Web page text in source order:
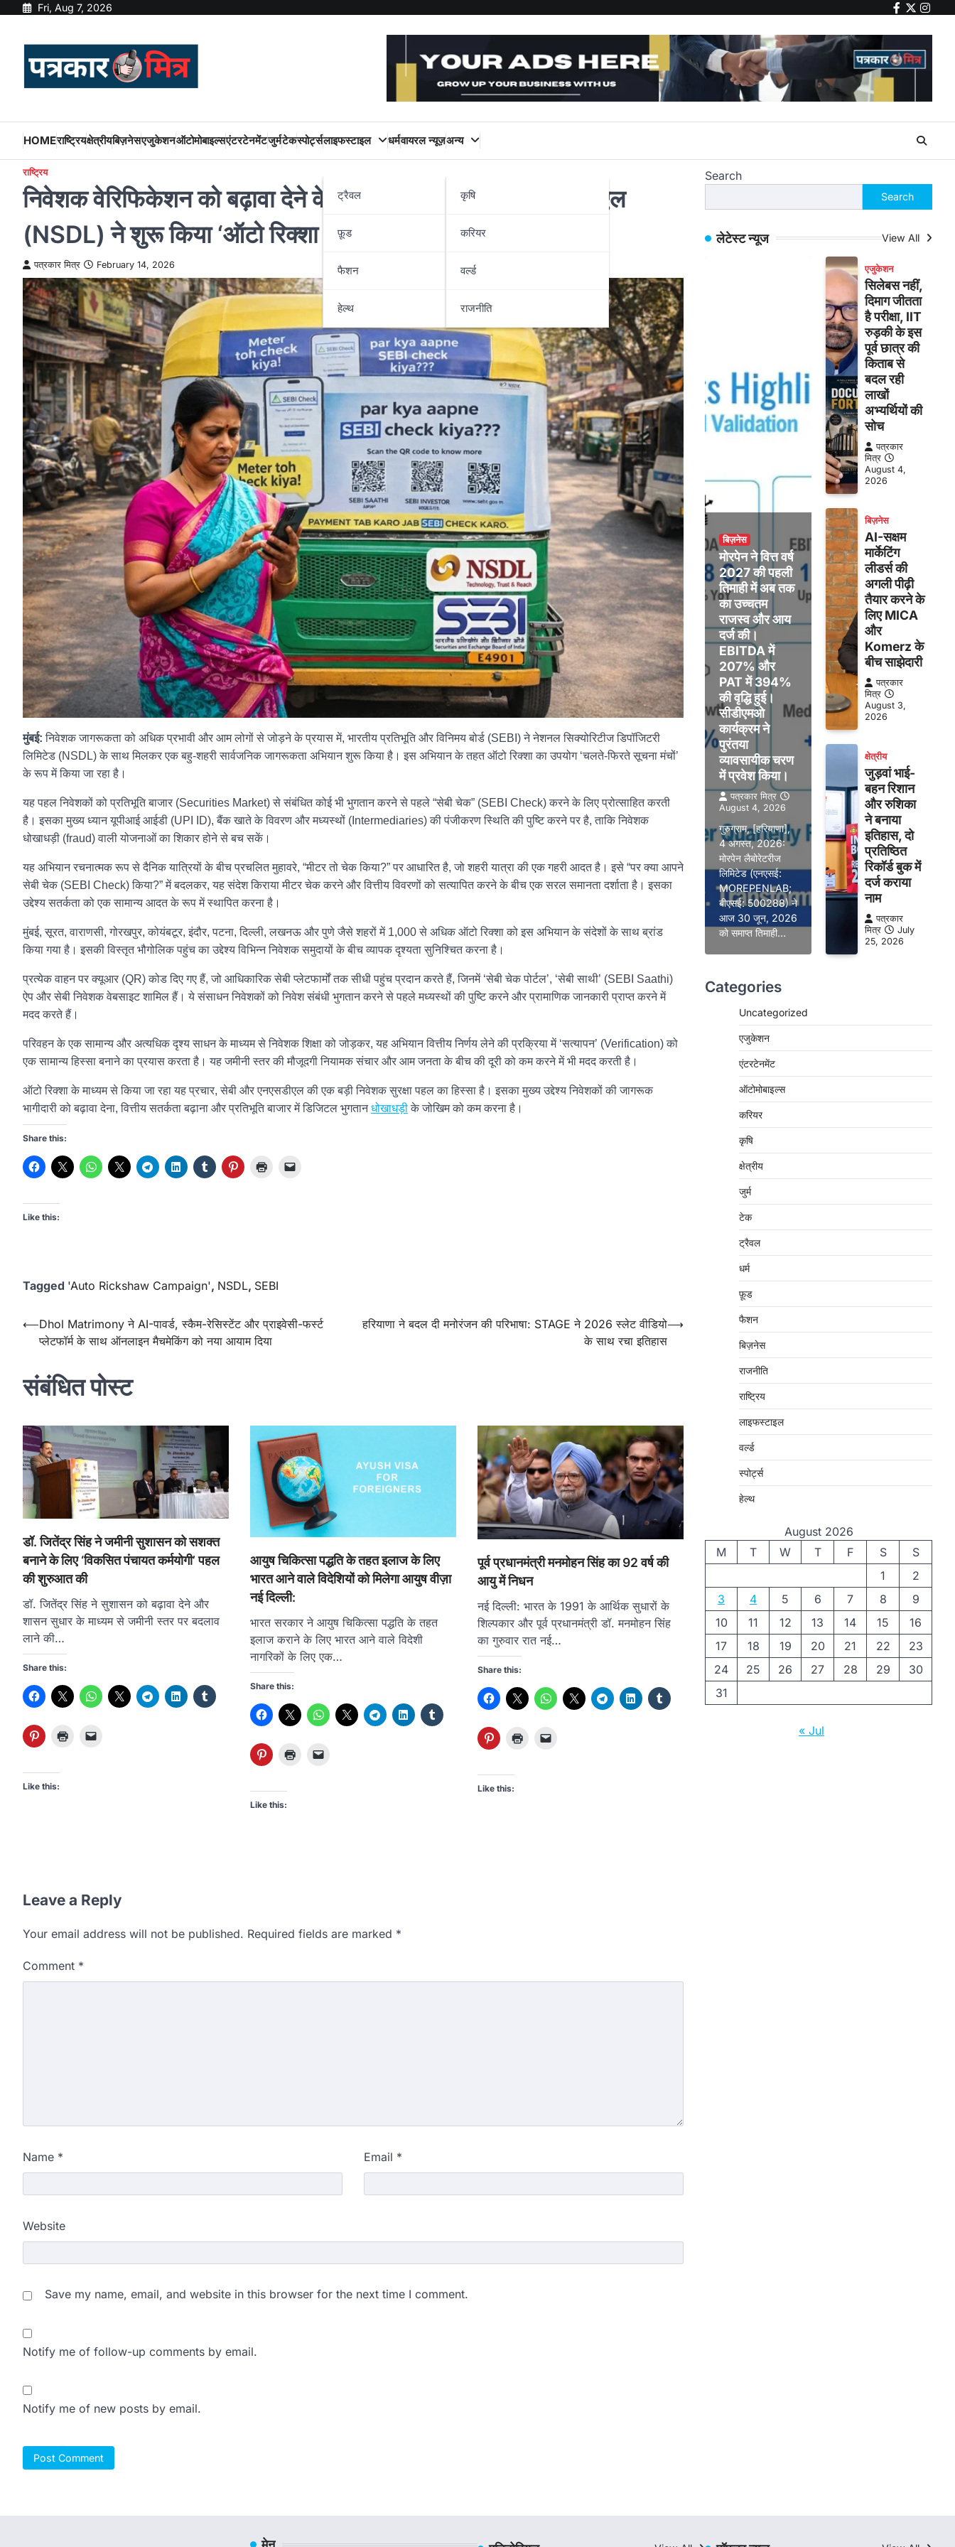
content
Fri, Aug 7, 2026
facebook
twitter
HOMEराष्ट्रियक्षेत्रीयबिज़नेसएजुकेशनऑटोमोबाइल्सएंटरटेनमेंटजुर्मटेकस्पोर्ट्सलाइफस्टाइल
ट्रैवल
फ़ूड
फैशन
हेल्थ
धर्मवायरल न्यूज़अन्य
कृषि
करियर
वर्ल्ड
राजनीति
राष्ट्रिय
निवेशक वेरिफिकेशन को बढ़ावा देने के लिए सेबी (SEBI) और एनएसडीएल
(NSDL) ने शुरू किया ‘ऑटो रिक्शा अभियान’
पत्रकार मित्र February 14, 2026
मुंबई:निवेशक जागरूकता को अधिक प्रभावी और आम लोगों से जोड़ने के प्रयास में, भारतीय प्रतिभूति और विनिमय बोर्ड (SEBI) ने नेशनल सिक्योरिटीज डिपॉजिटरी
लिमिटेड (NSDL) के साथ मिलकर एक बहु-शहरी सार्वजनिक जागरूकता अभियान शुरू किया है। इस अभियान के तहत ऑटो रिक्शा का उपयोग ‘चलते-फिरते सूचना मंचों’
के रूप में किया जा रहा है।
यह पहल निवेशकों को प्रतिभूति बाजार (Securities Market) से संबंधित कोई भी भुगतान करने से पहले “सेबी चेक” (SEBI Check) करने के लिए प्रोत्साहित करती
है। इसका मुख्य ध्यान यूपीआई आईडी (UPI ID), बैंक खाते के विवरण और मध्यस्थों (Intermediaries) की पंजीकरण स्थिति की पुष्टि करने पर है, ताकि निवेशक
धोखाधड़ी (fraud) वाली योजनाओं का शिकार होने से बच सकें।
यह अभियान रचनात्मक रूप से दैनिक यात्रियों के बीच प्रचलित मुहावरे, “मीटर तो चेक किया?” पर आधारित है, जो शहरी यात्रा की एक गहरी आदत है। इसे “पर क्या आपने
सेबी चेक (SEBI Check) किया?” में बदलकर, यह संदेश किराया मीटर चेक करने और वित्तीय विवरणों को सत्यापित करने के बीच एक सरल समानता दर्शाता है। इसका
उद्देश्य सतर्कता को एक सामान्य आदत के रूप में स्थापित करना है।
मुंबई, सूरत, वाराणसी, गोरखपुर, कोयंबटूर, इंदौर, पटना, दिल्ली, लखनऊ और पुणे जैसे शहरों में 1,000 से अधिक ऑटो रिक्शा को इस अभियान के संदेशों के साथ ब्रांड
किया गया है। इसकी विस्तृत भौगोलिक पहुंच का उद्देश्य विभिन्न निवेशक समुदायों के बीच व्यापक दृश्यता सुनिश्चित करना है।
प्रत्येक वाहन पर क्यूआर (QR) कोड दिए गए हैं, जो आधिकारिक सेबी प्लेटफार्मों तक सीधी पहुंच प्रदान करते हैं, जिनमें ‘सेबी चेक पोर्टल’, ‘सेबी साथी’ (SEBI Saathi)
ऐप और सेबी निवेशक वेबसाइट शामिल हैं। ये संसाधन निवेशकों को निवेश संबंधी भुगतान करने से पहले मध्यस्थों की पुष्टि करने और प्रामाणिक जानकारी प्राप्त करने में
मदद करते हैं।
परिवहन के एक सामान्य और अत्यधिक दृश्य साधन के माध्यम से निवेशक शिक्षा को जोड़कर, यह अभियान वित्तीय निर्णय लेने की प्रक्रिया में ‘सत्यापन’ (Verification) को
एक सामान्य हिस्सा बनाने का प्रयास करता है। यह जमीनी स्तर की मौजूदगी नियामक संचार और आम जनता के बीच की दूरी को कम करने में भी मदद करती है।
ऑटो रिक्शा के माध्यम से किया जा रहा यह प्रचार, सेबी और एनएसडीएल की एक बड़ी निवेशक सुरक्षा पहल का हिस्सा है। इसका मुख्य उद्देश्य निवेशकों की जागरूक
भागीदारी को बढ़ावा देना, वित्तीय सतर्कता बढ़ाना और प्रतिभूति बाजार में डिजिटल भुगतानधोखाधड़ीके जोखिम को कम करना है।
Share this:
Like this:
Tagged 'Auto Rickshaw Campaign', NSDL, SEBI
Post
navigation
⟵Dhol Matrimony ने AI-पावर्ड, स्कैम-रेसिस्टेंट और प्राइवेसी-फर्स्ट
प्लेटफॉर्म के साथ ऑनलाइन मैचमेकिंग को नया आयाम दिया
हरियाणा ने बदल दी मनोरंजन की परिभाषा: STAGE ने 2026 स्लेट वीडियो
के साथ रचा इतिहास
⟶
संबंधित पोस्ट
डॉ. जितेंद्र सिंह ने जमीनी सुशासन को सशक्त
बनाने के लिए ‘विकसित पंचायत कर्मयोगी’ पहल
की शुरुआत की
डॉ. जितेंद्र सिंह ने सुशासन को बढ़ावा देने और
शासन सुधार के माध्यम से जमीनी स्तर पर बदलाव
लाने की…
Share this:
Like this:
आयुष चिकित्सा पद्धति के तहत इलाज के लिए
भारत आने वाले विदेशियों को मिलेगा आयुष वीज़ा
नई दिल्ली:
भारत सरकार ने आयुष चिकित्सा पद्धति के तहत
इलाज कराने के लिए भारत आने वाले विदेशी
नागरिकों के लिए एक…
Share this:
Like this:
पूर्व प्रधानमंत्री मनमोहन सिंह का 92 वर्ष की
आयु में निधन
नई दिल्ली: भारत के 1991 के आर्थिक सुधारों के
शिल्पकार और पूर्व प्रधानमंत्री डॉ. मनमोहन सिंह
का गुरुवार रात नई…
Share this:
Like this:
Leave a Reply
Your email address will not be published. Required fields are marked *
Comment *
Name * Email *
Website
Save my name, email, and website in this browser for the next time I comment.
Notify me of follow-up comments by email.
Notify me of new posts by email.
Search
Search
लेटेस्ट न्यूज View All
बिज़नेस
मोरपेन ने वित्त वर्ष
2027 की पहली
तिमाही में अब तक
का उच्चतम
राजस्व और आय
दर्ज की।
EBITDA में
207% और
PAT में 394%
की वृद्धि हुई।
सीडीएमओ
कार्यक्रम ने
पुरंतया
व्यावसायीक चरण
में प्रवेश किया।
पत्रकार मित्र
August 4, 2026
गुरुग्राम, [हरियाणा],
4 अगस्त, 2026:
मोरपेन लैबोरेटरीज
लिमिटेड (एनएसई:
MOREPENLAB;
बीएसई: 500288) ने
आज 30 जून, 2026
को समाप्त तिमाही…
एजुकेशन
सिलेबस नहीं,
दिमाग जीतता
है परीक्षा, IIT
रुड़की के इस
पूर्व छात्र की
किताब से
बदल रही
लाखों
अभ्यर्थियों की
सोच
पत्रकार
मित्र
August 4,
2026
बिज़नेस
AI-सक्षम
मार्केटिंग
लीडर्स की
अगली पीढ़ी
तैयार करने के
लिए MICA
और
Komerz के
बीच साझेदारी
पत्रकार
मित्र
August 3,
2026
क्षेत्रीय
जुड़वां भाई-
बहन रिशान
और रुशिका
ने बनाया
इतिहास, दो
प्रतिष्ठित
रिकॉर्ड बुक में
दर्ज कराया
नाम
पत्रकार
मित्र
July
25, 2026
Categories
Uncategorized
एजुकेशन
एंटरटेनमेंट
ऑटोमोबाइल्स
करियर
कृषि
क्षेत्रीय
जुर्म
टेक
ट्रैवल
धर्म
फ़ूड
फैशन
बिज़नेस
राजनीति
राष्ट्रिय
लाइफस्टाइल
वर्ल्ड
स्पोर्ट्स
हेल्थ
August 2026
M
T W T F S
S
1
2
3
4 5 6 7 8
9
10
11 12 13 14 15
16
17
18 19 20 21 22
23
24
25 26 27 28 29
30
31
« Jul